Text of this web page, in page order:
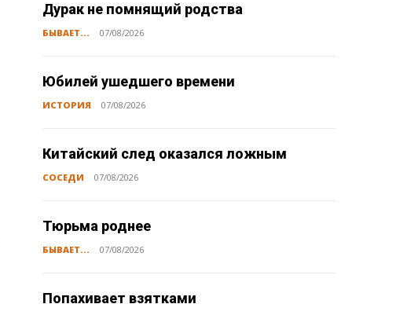
Дурак не помнящий родства
БЫВАЕТ... 07/08/2026
Юбилей ушедшего времени
ИСТОРИЯ 07/08/2026
Китайский след оказался ложным
СОСЕДИ 07/08/2026
Тюрьма роднее
БЫВАЕТ... 07/08/2026
Попахивает взятками